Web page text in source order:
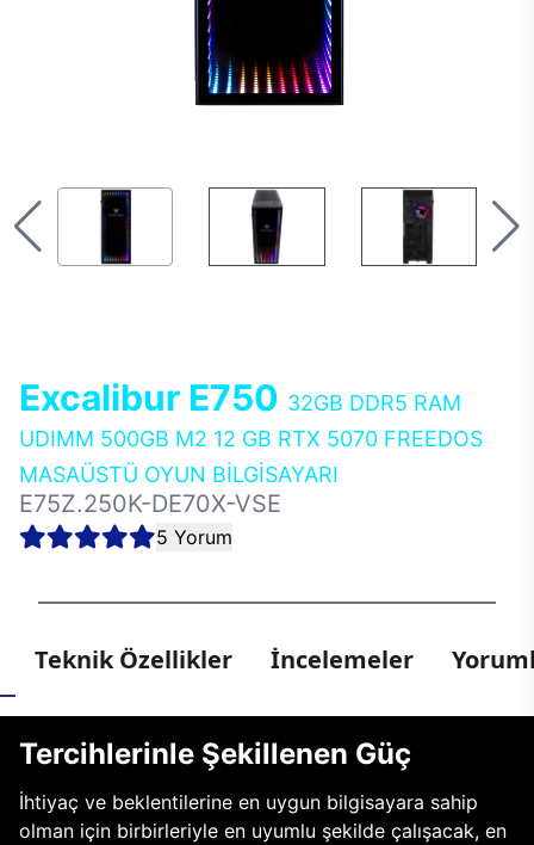
Excalibur E750 32GB DDR5 RAM
UDIMM 500GB M2 12 GB RTX 5070 FREEDOS
MASAÜSTÜ OYUN BİLGİSAYARI
E75Z.250K-DE70X-VSE
5 Yorum
Teknik Özellikler İncelemeler
Tercihlerinle Şekillenen Güç
İhtiyaç ve beklentilerine en uygun bilgisayara sahip
olman için birbirleriyle en uyumlu şekilde çalışacak, en